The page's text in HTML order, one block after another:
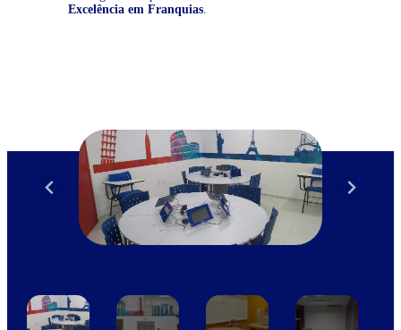
Excelência em Franquias.